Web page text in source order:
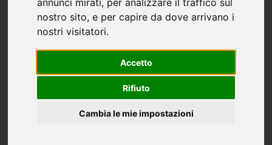
annunci mirati, per analizzare il traffico sul
nostro sito, e per capire da dove arrivano i
nostri visitatori.
Accetto
Rifiuto
Cambia le mie impostazioni